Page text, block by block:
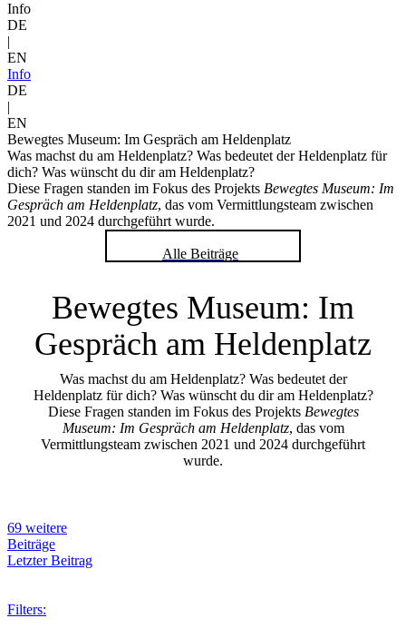
Info
DE
|
EN
Info
DE
|
EN
Bewegtes Museum: Im Gespräch am Heldenplatz
Was machst du am Heldenplatz? Was bedeutet der Heldenplatz für
dich? Was wünscht du dir am Heldenplatz?
Diese Fragen standen im Fokus des Projekts Bewegtes Museum: Im
Gespräch am Heldenplatz, das vom Vermittlungsteam zwischen
2021 und 2024 durchgeführt wurde.
Alle Beiträge
Bewegtes Museum: Im
Gespräch am Heldenplatz
Was machst du am Heldenplatz? Was bedeutet der
Heldenplatz für dich? Was wünscht du dir am Heldenplatz?
Diese Fragen standen im Fokus des Projekts Bewegtes
Museum: Im Gespräch am Heldenplatz, das vom
Vermittlungsteam zwischen 2021 und 2024 durchgeführt
wurde.
69 weitere
Beiträge
Letzter Beitrag
Filters: